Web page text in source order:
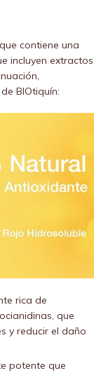
contiene una
incluyen extractos
BIOtiquín:
rica de
que
y reducir el daño
potente que